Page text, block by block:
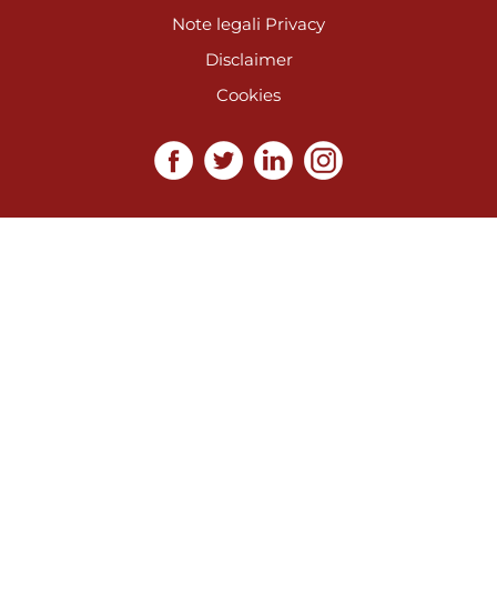
Note legali Privacy
Disclaimer
Cookies